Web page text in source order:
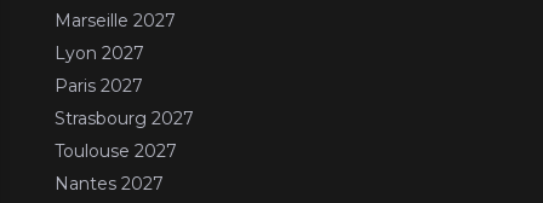
Marseille 2027
Lyon 2027
Paris 2027
Strasbourg 2027
Toulouse 2027
Nantes 2027